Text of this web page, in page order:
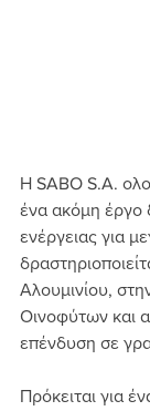
Η SABO S.A.
ένα ακόμη έργο
ενέργειας για
Αλουμινίου,
Οινοφύτων και
επένδυση σε
Πρόκειται για